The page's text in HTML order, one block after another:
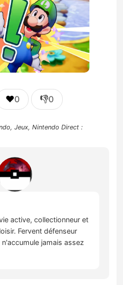
❤️0 👎0
,Jeux,Nintendo Direct :
active, collectionneur et
Fervent défenseur
jamais assez